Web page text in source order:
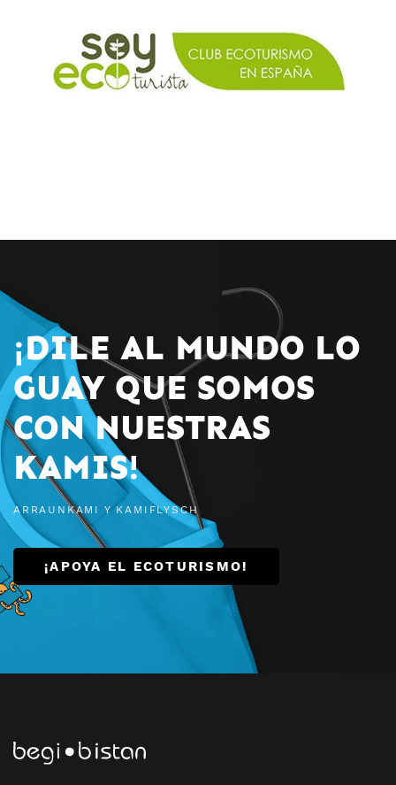
¡DILE AL MUNDO LO
GUAY QUE SOMOS
CON NUESTRAS
KAMIS!
ARRAUNKAMI Y KAMIFLYSCH
¡APOYA EL ECOTURISMO!